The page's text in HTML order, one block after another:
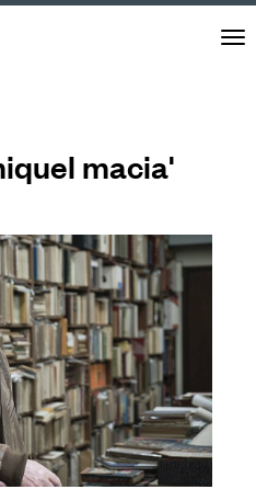
macia'